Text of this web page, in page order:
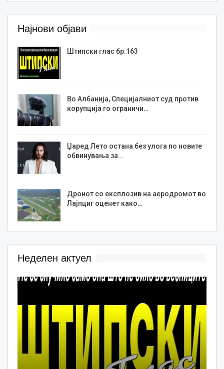
Најнови објави
Штипски глас бр.163
Во Албанија, Специјалниот суд против
корупција го ограничи…
Џаред Лето остана без улога по новите
обвинувања за…
Дронот со експлозив на аеродромот во
Лајпциг оценет како…
Неделен актуел